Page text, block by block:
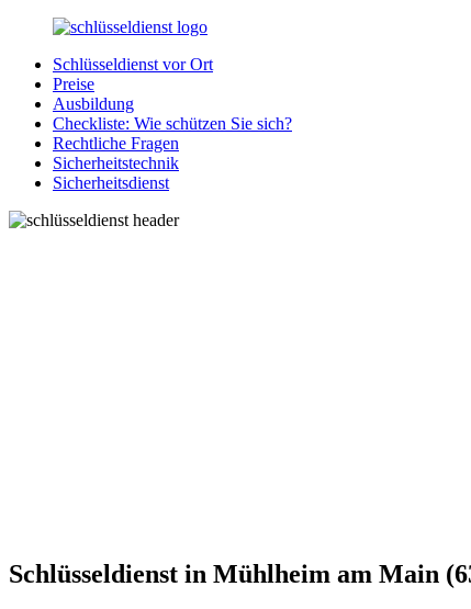
Zurück
Inhalt
SchluesseldienstDirekt.de
Ihre
Notlage
wird
gelöst!
Schlüsseldienst vor Ort
Preise
Ausbildung
Checkliste: Wie schützen Sie sich?
Rechtliche Fragen
Sicherheitstechnik
Sicherheitsdienst
Schlüsseldienst in Mühlheim am Main